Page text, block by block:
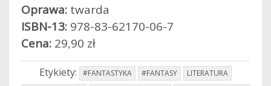
Oprawa: twarda
ISBN-13: 978-83-62170-06-7
Cena: 29,90 zł
Etykiety: #FANTASTYKA #FANTASY
LITERATURA